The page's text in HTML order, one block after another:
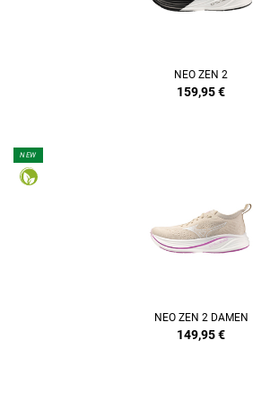
NEO ZEN 2
159,95€
NEW
NEO ZEN 2 DAMEN
149,95€